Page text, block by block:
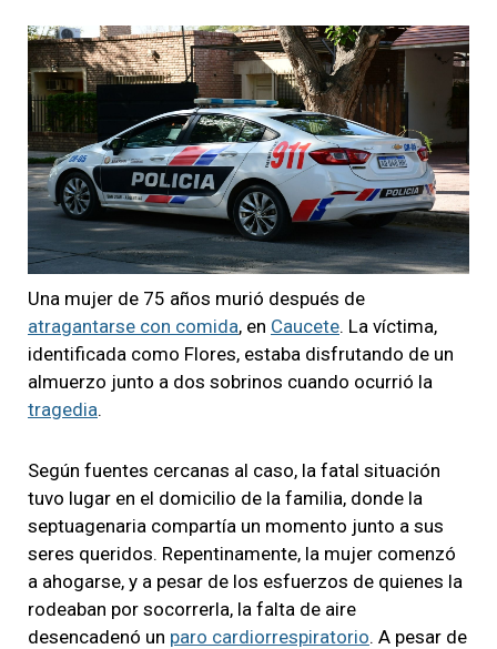
Una mujer de 75 años murió después de
atragantarse con comida, en Caucete. La víctima,
identificada como Flores, estaba disfrutando de un
almuerzo junto a dos sobrinos cuando ocurrió la
tragedia.
Según fuentes cercanas al caso, la fatal situación
tuvo lugar en el domicilio de la familia, donde la
septuagenaria compartía un momento junto a sus
seres queridos. Repentinamente, la mujer comenzó
a ahogarse, y a pesar de los esfuerzos de quienes la
rodeaban por socorrerla, la falta de aire
desencadenó un paro cardiorrespiratorio. A pesar de